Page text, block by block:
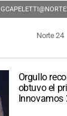
Norte 24
Orgullo
obtuvo el
Innovamos